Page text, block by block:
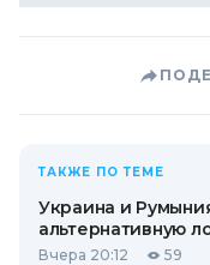
ТАКЖЕ ПО ТЕМЕ
Украина и
альтернативную
Вчера 20:12 59